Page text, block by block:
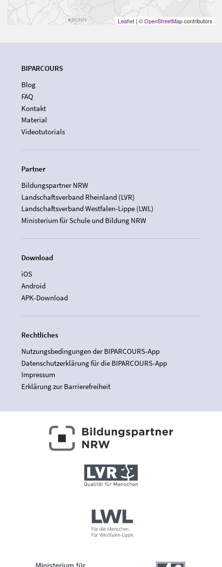
Leaflet | ©OpenStreetMapcontributors
BIPARCOURS
Blog
FAQ
Kontakt
Material
Videotutorials
Partner
Bildungspartner NRW
Landschaftsverband Rheinland (LVR)
Landschaftsverband Westfalen-Lippe (LWL)
Ministerium für Schule und Bildung NRW
Download
iOS
Android
APK-Download
Rechtliches
Nutzungsbedingungen der BIPARCOURS-App
Datenschutzerklärung für die BIPARCOURS-App
Impressum
Erklärung zur Barrierefreiheit